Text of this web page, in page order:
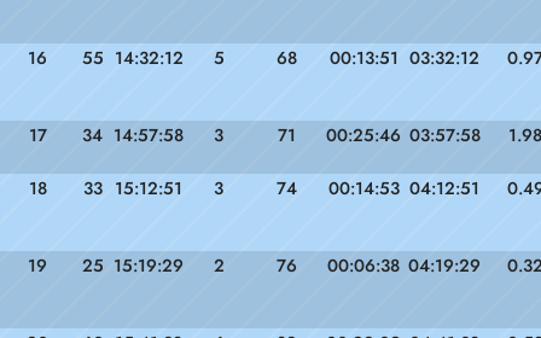
16 55 14:32:12 5 68 00:13:51 03:32:12
17 34 14:57:58 3 71 00:25:46 03:57:58 1.98
18 33 15:12:51 3 74 00:14:53 04:12:51
19 25 15:19:29 2 76 00:06:38 04:19:29